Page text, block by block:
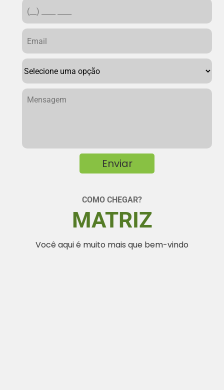
COMO CHEGAR?
MATRIZ
Você aqui é muito mais que bem-vindo